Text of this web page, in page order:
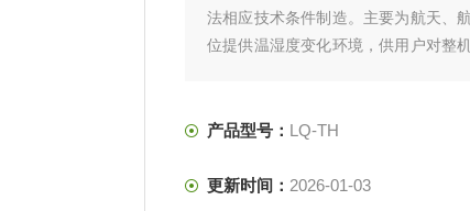
法相应技术条件制造。主要为航天、
位提供温湿度变化环境，供用户对整
产品型号： LQ-TH
更新时间： 2026-01-03